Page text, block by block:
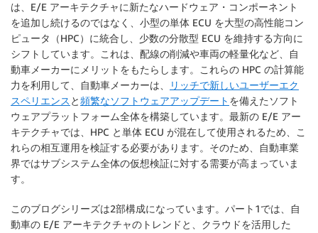
は、E/E アーキテクチャに新たなハードウェア・コンポーネント
を追加し続けるのではなく、小型の単体 ECU を大型の高性能コン
ピュータ（HPC）に統合し、少数の分散型 ECU を維持する方向に
シフトしています。これは、配線の削減や車両の軽量化など、自
動車メーカーにメリットをもたらします。これらの HPC の計算能
力を利用して、自動車メーカーは、
リッチで新しいユーザーエク
スペリエンス と頻繁なソフトウェアアップデート を備えたソフト
ウェアプラットフォーム全体を構築しています。最新の E/E アー
キテクチャでは、HPC と単体 ECU が混在して使用されるため、こ
れらの相互運用を検証する必要があります。そのため、自動車業
界ではサブシステム全体の仮想検証に対する需要が高まっていま
す。
このブログシリーズは2部構成になっています。パート1では、自
動車の E/E アーキテクチャのトレンドと、クラウドを活用した